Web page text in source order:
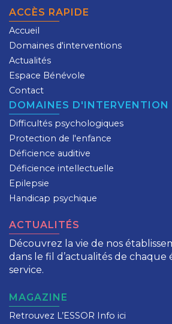
ACCÈS RAPIDE
Accueil
Domaines d'interventions
Actualités
Espace Bénévole
Contact
DOMAINES D'INTERVENTION
Difficultés psychologiques
Protection de l'enfance
Déficience auditive
Déficience intellectuelle
Epilepsie
Handicap psychique
ACTUALITÉS
Découvrez la vie de nos
dans le fil d’actualités de chaque
service.
MAGAZINE
Retrouvez L’ESSOR Info ici